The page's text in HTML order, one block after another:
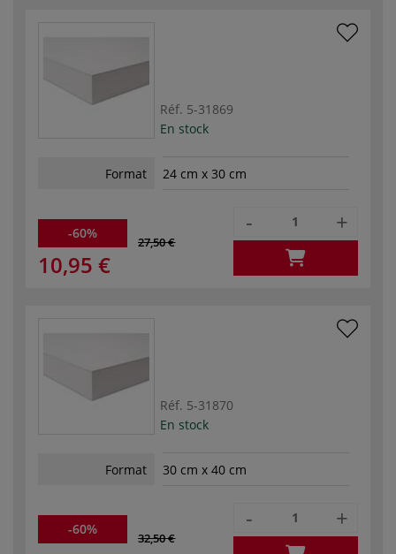
Réf. 5-31869
En stock
Format 24 cm x 30 cm
-60%
27,50 €
10,95 €
- +
Réf. 5-31870
En stock
Format 30 cm x 40 cm
-60%
32,50 €
- +